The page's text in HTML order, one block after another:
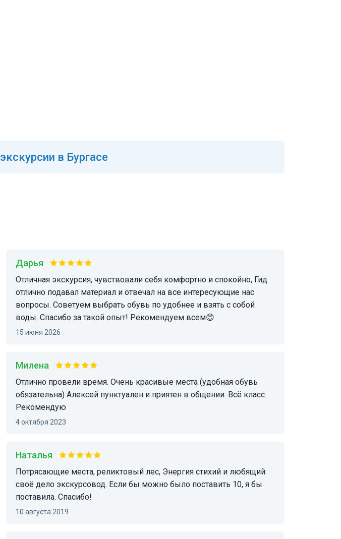
экскурсии в Бургасе
Дарья
Отличная экскурсия, чувствовали себя комфортно и спокойно, Гид
отлично подавал материал и отвечал на все интересующие нас
вопросы. Советуем выбрать обувь по удобнее и взять с собой
воды. Спасибо за такой опыт! Рекомендуем всем😊
15 июня 2026
Милена
Отлично провели время. Очень красивые места (удобная обувь
обязательна) Алексей пунктуален и приятен в общении. Всё класс.
Рекомендую
4 октября 2023
Наталья
Потрясающие места, реликтовый лес, Энергия стихий и любящий
своё дело экскурсовод. Если бы можно было поставить 10, я бы
поставила. Спасибо!
10 августа 2019